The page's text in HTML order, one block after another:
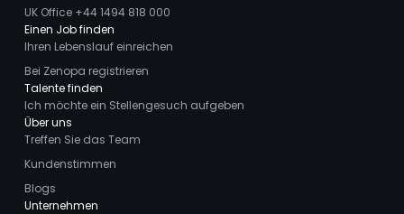
UK Office +44 1494 818 000
Einen Job finden
Ihren Lebenslauf einreichen
Bei Zenopa registrieren
Talente finden
Ich möchte ein Stellengesuch aufgeben
Über uns
Treffen Sie das Team
Kundenstimmen
Blogs
Unternehmen